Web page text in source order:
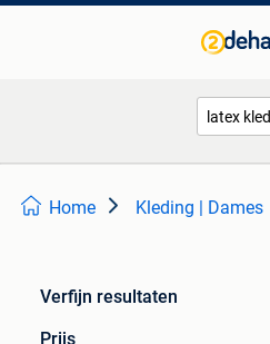
Home Kleding | Dames
Verfijn resultaten
Prijs